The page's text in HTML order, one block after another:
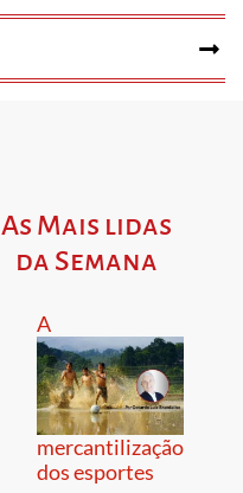
As Mais lidas
da Semana
A
mercantilização
dos esportes